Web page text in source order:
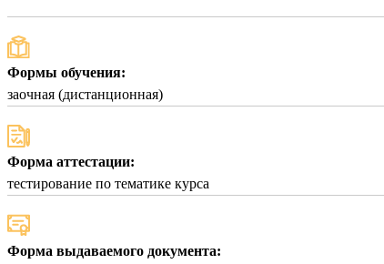
Формы обучения:
заочная (дистанционная)
Форма аттестации:
тестирование по тематике курса
Форма выдаваемого документа: